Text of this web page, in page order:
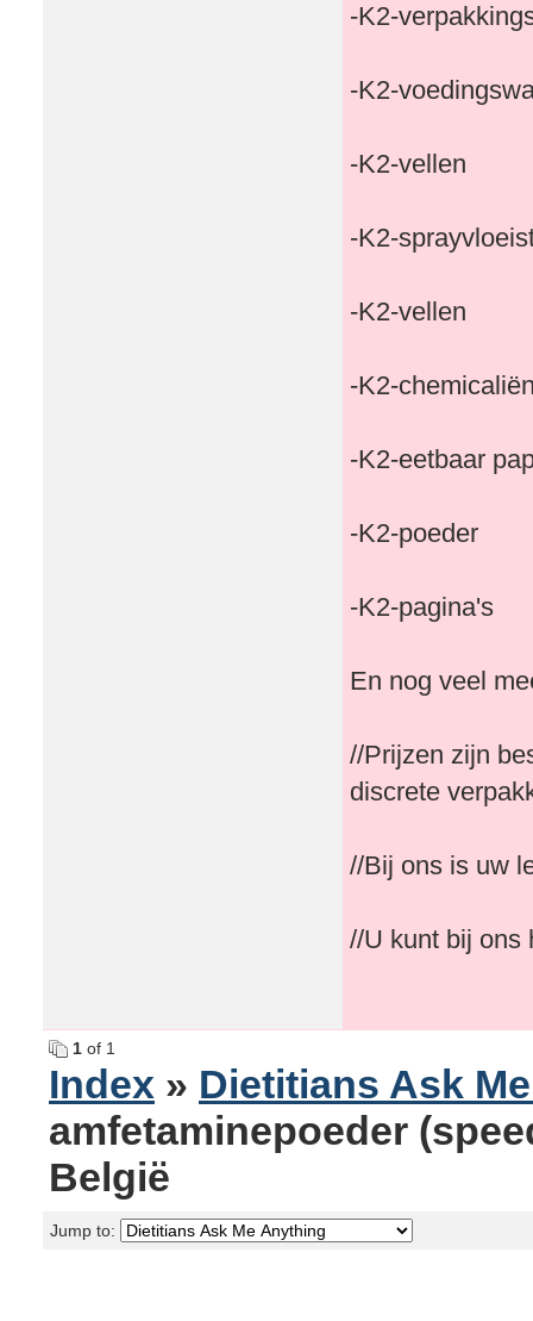
-K2-
-K2-
-K2-vellen
-K2-
-K2-vellen
-K2-
-K2-eetbaar
-K2-poeder
-K2-pagina's
En nog veel
//Prijzen zijn
discrete
//Bij ons is uw
//U kunt bij ons
1 of 1
Index » Dietitians Ask
amfetaminepoeder
België
Jump to: